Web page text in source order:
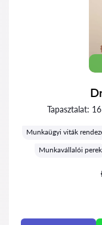
Tapasztalat:
Munkaügyi viták
Munkavállalói perek